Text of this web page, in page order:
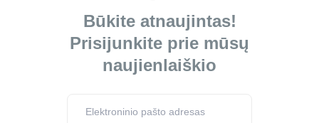
Būkite atnaujintas!
Prisijunkite prie mūsų
naujienlaiškio